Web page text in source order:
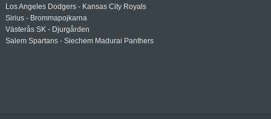
Los Angeles Dodgers - Kansas City Royals
Sirius - Brommapojkarna
Västerås SK - Djurgården
Salem Spartans - Siechem Madurai Panthers